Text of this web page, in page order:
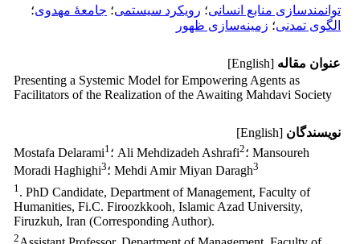
توانمندسازی منابع انسانی؛ رویکرد سیستمی؛ جامعۀ مهدوی؛
الگوی تمدنی؛ زمینه‌سازی ظهور
عنوان مقاله [English]
Presenting a Systemic Model for Empowering Agents as
Facilitators of the Realization of the Awaiting Mahdavi Society
نویسندگان [English]
Mostafa Delarami1 ؛ Ali Mehdizadeh Ashrafi2؛ Mansoureh
Moradi Haghighi3 ؛ Mehdi Amir Miyan Daragh3
1 ‎. PhD Candidate, Department of Management, Faculty of
Humanities, Fi.C. Firoozkkooh, ‎Islamic Azad University,
Firuzkuh, Iran (Corresponding Author).‎
2